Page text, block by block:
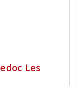
Les